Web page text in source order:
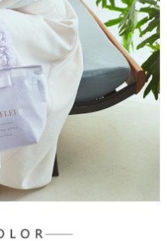
之「AFTEE先享後付」服務完成之交
人資料，並將交易相關給付款項請求債
以下網址：
代理人或監護人之同意方可使用
者引起之損失，本公司不負相關責
據個別帳號之用戶狀況，依本公司即
度不足之情形，本公司將視審查結果
資訊註冊。若發現惡意使用之情形，
戶之使用額度並採取法律行動。
運費
免運費
運費